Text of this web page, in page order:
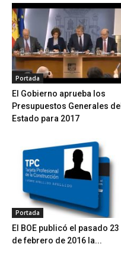
Portada
El Gobierno aprueba los
Presupuestos Generales del
Estado para 2017
Portada
El BOE publicó el pasado 23
de febrero de 2016 la...